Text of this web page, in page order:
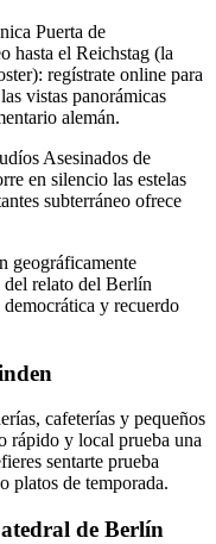
Puerta de
hasta el Reichstag (la
regístrate online para
vistas panorámicas
alemán.
Asesinados de
en silencio las estelas
subterráneo ofrece
geográficamente
relato del Berlín
y recuerdo
cafeterías y pequeños
rápido y local prueba una
sentarte prueba
platos de temporada.
de Berlín